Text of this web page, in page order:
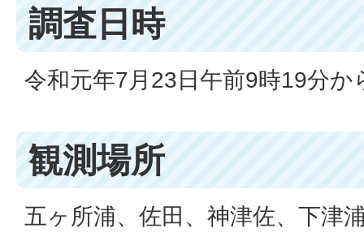
調査日時
令和元年7月23日午前9時19分か
観測場所
五ヶ所浦、佐田、神津佐、下津